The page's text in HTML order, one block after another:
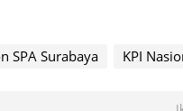
SPA Surabaya KPI